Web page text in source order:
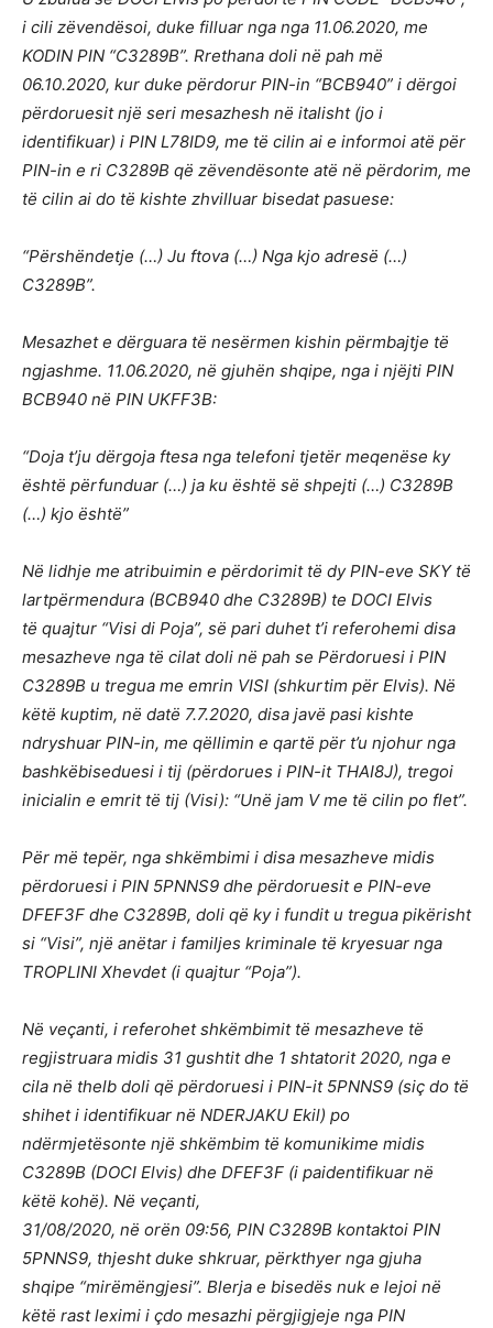
i cili zëvendësoi, duke filluar nga nga 11.06.2020, me
KODIN PIN “C3289B”. Rrethana doli në pah më
06.10.2020, kur duke përdorur PIN-in “BCB940” i dërgoi
përdoruesit një seri mesazhesh në italisht (jo i
identifikuar) i PIN L78ID9, me të cilin ai e informoi atë për
PIN-in e ri C3289B që zëvendësonte atë në përdorim, me
të cilin ai do të kishte zhvilluar bisedat pasuese:
“Përshëndetje (…) Ju ftova (…) Nga kjo adresë (…)
С3289B”.
Mesazhet e dërguara të nesërmen kishin përmbajtje të
ngjashme. 11.06.2020, në gjuhën shqipe, nga i njëjti PIN
BCB940 në PIN UKFF3B:
“Doja t’ju dërgoja ftesa nga telefoni tjetër meqenëse ky
është përfunduar (…) ja ku është së shpejti (…) С3289B
(…) kjo është”
Në lidhje me atribuimin e përdorimit të dy PIN-eve SKY të
lartpërmendura (BCB940 dhe C3289B) te DOCI Elvis
të quajtur “Visi di Poja”, së pari duhet t’i referohemi disa
mesazheve nga të cilat doli në pah se Përdoruesi i PIN
C3289B u tregua me emrin VISI (shkurtim për Elvis). Në
këtë kuptim, në datë 7.7.2020, disa javë pasi kishte
ndryshuar PIN-in, me qëllimin e qartë për t’u njohur nga
bashkëbiseduesi i tij (përdorues i PIN-it THAI8J), tregoi
inicialin e emrit të tij (Visi): “Unë jam V me të cilin po flet”.
Për më tepër, nga shkëmbimi i disa mesazheve midis
përdoruesi i PIN 5PNNS9 dhe përdoruesit e PIN-eve
DFEF3F dhe C3289B, doli që ky i fundit u tregua pikërisht
si “Visi”, një anëtar i familjes kriminale të kryesuar nga
TROPLINI Xhevdet (i quajtur “Poja”).
Në veçanti, i referohet shkëmbimit të mesazheve të
regjistruara midis 31 gushtit dhe 1 shtatorit 2020, nga e
cila në thelb doli që përdoruesi i PIN-it 5PNNS9 (siç do të
shihet i identifikuar në NDERJAKU Ekil) po
ndërmjetësonte një shkëmbim të komunikime midis
C3289B (DOCI Elvis) dhe DFEF3F (i paidentifikuar në
këtë kohë). Në veçanti,
31/08/2020, në orën 09:56, PIN C3289B kontaktoi PIN
5PNNS9, thjesht duke shkruar, përkthyer nga gjuha
shqipe “mirëmëngjesi”. Blerja e bisedës nuk e lejoi në
këtë rast leximi i çdo mesazhi përgjigjeje nga PIN